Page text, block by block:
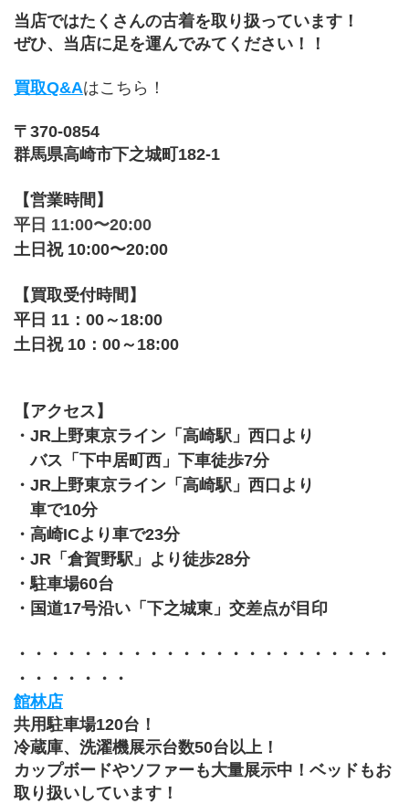
﻿当店ではたくさんの古着﻿を取り扱っています！
ぜひ、当店に足を運んでみてください！！
買取Q&Aはこちら！
〒370-0854
群馬県高崎市下之城町182-1
【営業時間】
平日 11:00〜20:00
土日祝 10:00〜20:00
【買取受付時間】
平日 11：00～18:00
土日祝 10：00～18:00
【アクセス】
・JR上野東京ライン「高崎駅」西口より
バス「下中居町西」下車徒歩7分
・JR上野東京ライン「高崎駅」西口より
車で10分
・高崎ICより車で23分
・JR「倉賀野駅」より徒歩28分
・駐車場60台
・国道17号沿い「下之城東」交差点が目印
・・・・・・・・・・・・・・・・・・・・・・・
・・・・・・・
館林店
共用駐車場120台！
冷蔵庫、洗濯機展示台数50台以上！
カップボードやソファーも大量展示中！ベッドもお
取り扱いしています！